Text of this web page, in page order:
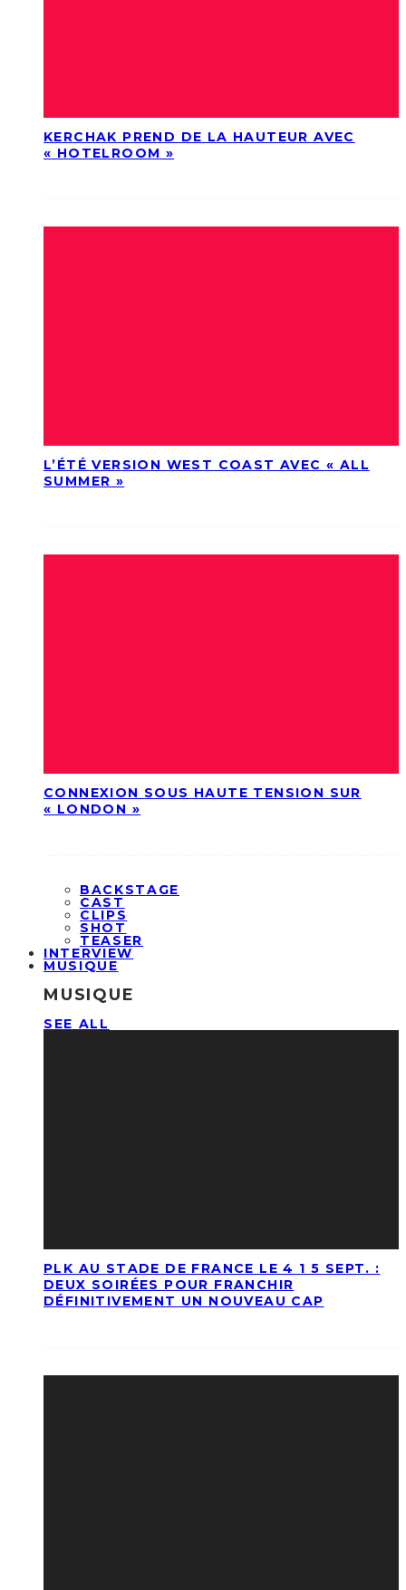
KERCHAK PREND DE LA HAUTEUR AVEC
« HOTELROOM »
L’ÉTÉ VERSION WEST COAST AVEC « ALL
SUMMER »
CONNEXION SOUS HAUTE TENSION SUR
« LONDON »
BACKSTAGE
CAST
CLIPS
SHOT
TEASER
INTERVIEW
MUSIQUE
MUSIQUE
SEE ALL
PLK AU STADE DE FRANCE LE 4 1 5 SEPT. :
DEUX SOIRÉES POUR FRANCHIR
DÉFINITIVEMENT UN NOUVEAU CAP